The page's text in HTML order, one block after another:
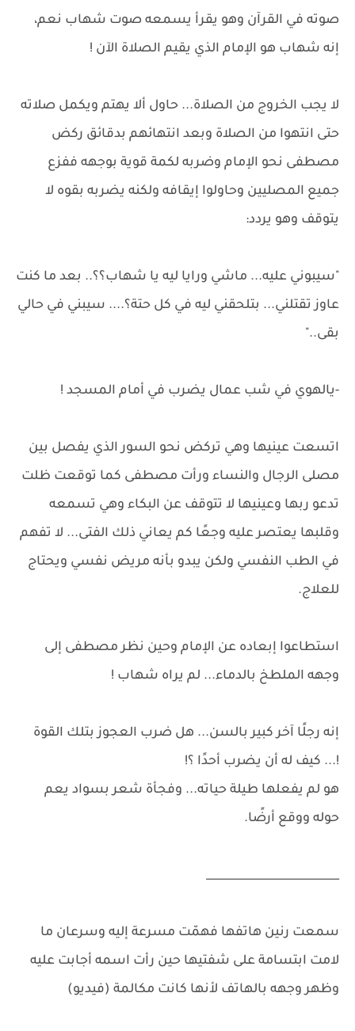
صوته في القرآن وهو يقرأ يسمعه صوت شهاب نعم،
إنه شهاب هو الإمام الذي يقيم الصلاة الآن !
لا يجب الخروج من الصلاة... حاول ألا يهتم ويكمل صلاته
حتى انتهوا من الصلاة وبعد انتهائهم بدقائق ركض
مصطفى نحو الإمام وضربه لكمة قوية بوجهه ففزع
جميع المصليين وحاولوا إيقافه ولكنه يضربه بقوه لا
يتوقف وهو يردد:
"سيبوني عليه... ماشي ورايا ليه يا شهاب؟؟.. بعد ما كنت
عاوز تقتلني... بتلحقني ليه في كل حتة؟.... سيبني في حالي
بقى.."
-يالهوي في شب عمال يضرب في أمام المسجد !
اتسعت عينيها وهي تركض نحو السور الذي يفصل بين
مصلى الرجال والنساء ورأت مصطفى كما توقعت ظلت
تدعو ربها وعينيها لا تتوقف عن البكاء وهي تسمعه
وقلبها يعتصر عليه وجعًا كم يعاني ذلك الفتى... لا تفهم
في الطب النفسي ولكن يبدو بأنه مريض نفسي ويحتاج
للعلاج.
استطاعوا إبعاده عن الإمام وحين نظر مصطفى إلى
وجهه الملطخ بالدماء... لم يراه شهاب !
إنه رجلًا آخر كبير بالسن... هل ضرب العجوز بتلك القوة
!... كيف له أن يضرب أحدًا ؟!
هو لم يفعلها طيلة حياته... وفجأة شعر بسواد يعم
حوله ووقع أرضًا.
________________________
سمعت رنين هاتفها فهمّت مسرعة إليه وسرعان ما
لامت ابتسامة على شفتيها حين رأت اسمه أجابت عليه
وظهر وجهه بالهاتف لأنها كانت مكالمة (فيديو)